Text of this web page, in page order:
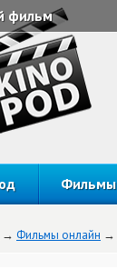
фильм
Фильмы
Фильмы онлайн